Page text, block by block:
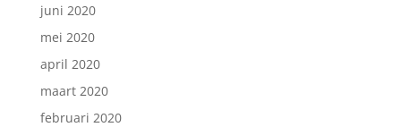
juni 2020
mei 2020
april 2020
maart 2020
februari 2020